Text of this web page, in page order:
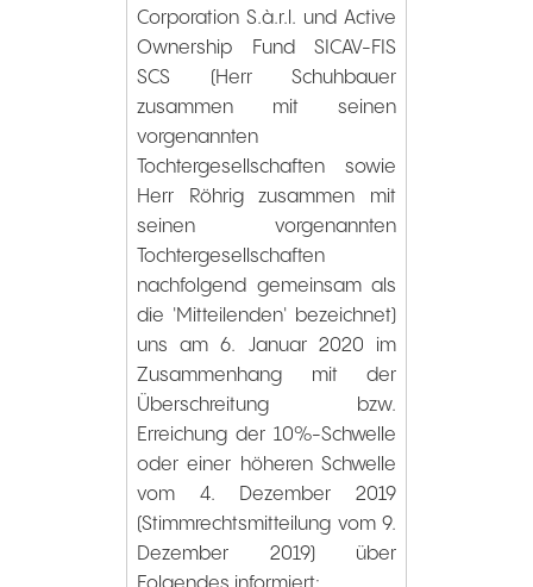
Corporation S.à.r.l. und Active
Ownership Fund SICAV-FIS
SCS (Herr Schuhbauer
zusammen mit seinen
vorgenannten
Tochtergesellschaften sowie
Herr Röhrig zusammen mit
seinen vorgenannten
Tochtergesellschaften
nachfolgend gemeinsam als
die 'Mitteilenden' bezeichnet)
uns am 6. Januar 2020 im
Zusammenhang mit der
Überschreitung bzw.
Erreichung der 10%-Schwelle
oder einer höheren Schwelle
vom 4. Dezember 2019
(Stimmrechtsmitteilung vom 9.
Dezember 2019) über